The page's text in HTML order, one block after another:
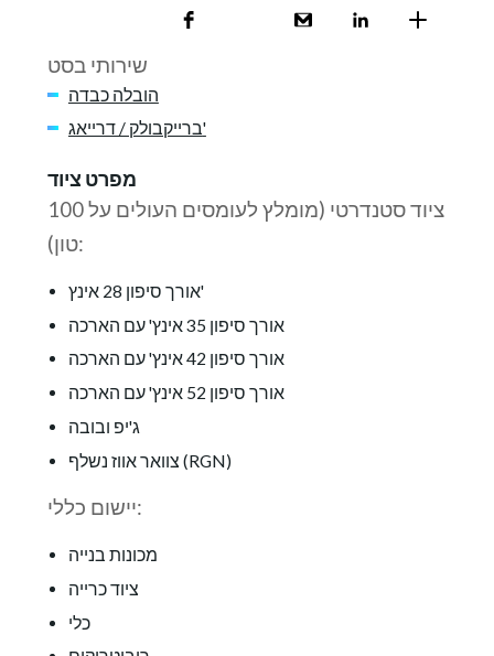
שירותי בסט
הובלה כבדה
ברייקבולק / דרייאג'
מפרט ציוד
ציוד סטנדרטי (מומלץ לעומסים העולים על 100
טון):
אורך סיפון 28 אינץ'
אורך סיפון 35 אינץ' עם הארכה
אורך סיפון 42 אינץ' עם הארכה
אורך סיפון 52 אינץ' עם הארכה
ג'יפ ובובה
צוואר אווז נשלף (RGN)
יישום כללי:
מכונות בנייה
ציוד כרייה
כלי